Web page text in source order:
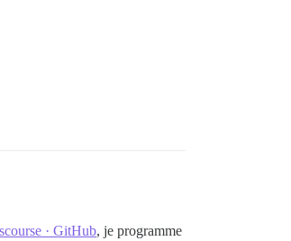
· GitHub, je programme